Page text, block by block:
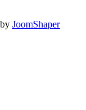
JoomShaper